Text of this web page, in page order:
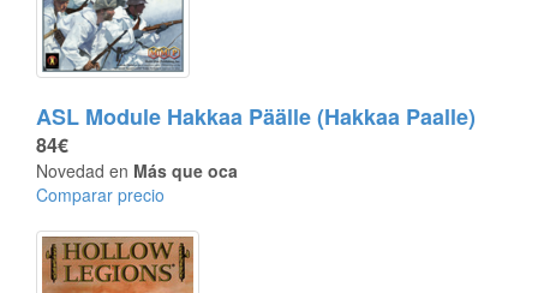
ASL Module Hakkaa Päälle (Hakkaa Paalle)
84€
Novedad en Más que oca
Comparar precio